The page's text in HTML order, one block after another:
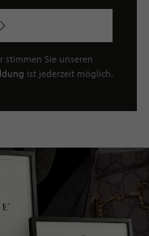
stimmen Sie unseren
ist jederzeit möglich.